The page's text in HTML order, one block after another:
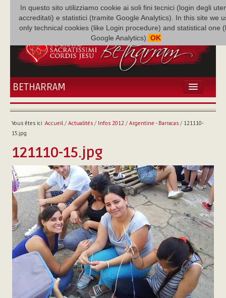
In questo sito utilizziamo cookie ai soli fini tecnici (login degli
accreditati) e statistici (tramite Google Analytics). In this site we
only technical cookies (like Login procedure) and statistical one
Google Analytics). OK
BETHARRAM
ACCUEIL
BÉTHARRAM
MISSION
NEF
MULTIMÉDIA
P. AUGUSTE ETCHÉCOPAR
Vous êtes ici :Accueil/ Actualités/ Infos 2012 / Argentine - Barracas/ 121110-
15.jpg
121110-15.jpg